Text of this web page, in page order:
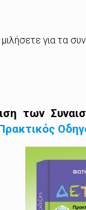
για τα
των